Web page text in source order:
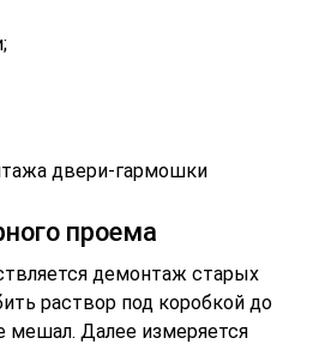
двери-гармошки
проема
демонтаж старых
раствор под коробкой до
мешал. Далее измеряется